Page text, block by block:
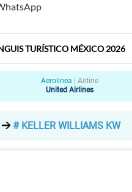
TURÍSTICO MÉXICO 2026
Aerolinea
Airline
United Airlines
# KELLER WILLIAMS KW